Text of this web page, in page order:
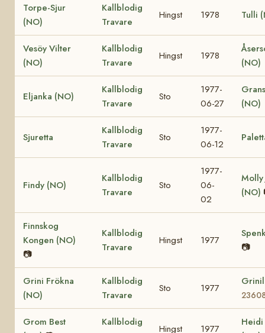
Torpe-Sjur
(NO)
Kallblodig
Travare
Hingst 1978 Tulli
Vesöy Vilter
(NO)
Kallblodig
Travare
Hingst 1978
(NO)
Eljanka (NO)
Kallblodig
Travare
Sto
1977-
06-27
(NO)
Sjuretta
Kallblodig
Travare
Sto
1977-
06-12
Findy (NO)
Kallblodig
Travare
Sto
1977-
06-
02
Molly
(NO)
Finnskog
Kongen (NO)
📷
Kallblodig
Travare
Hingst 1977
📷
Grini Frökna
(NO)
Kallblodig
Travare
Sto 1977
Grom Best
Kallblodig
Hingst 1977
Heidi